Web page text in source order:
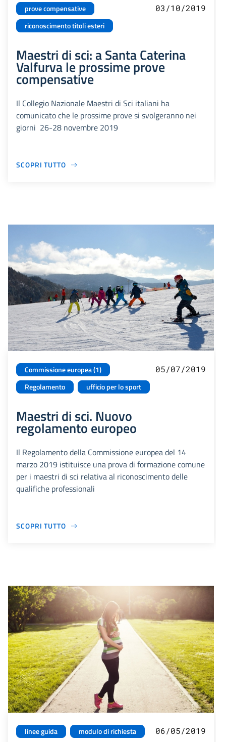
prove compensative
riconoscimento titoli esteri
03/10/2019
Maestri di sci: a Santa Caterina
Valfurva le prossime prove
compensative
Il Collegio Nazionale Maestri di Sci italiani ha
comunicato che le prossime prove si svolgeranno nei
giorni 26-28 novembre 2019
SCOPRI TUTTO
Commissione europea (1)
Regolamento
ufficio per lo sport
05/07/2019
Maestri di sci. Nuovo
regolamento europeo
Il Regolamento della Commissione europea del 14
marzo 2019 istituisce una prova di formazione comune
per i maestri di sci relativa al riconoscimento delle
qualifiche professionali
SCOPRI TUTTO
linee guida
modulo di richiesta
06/05/2019